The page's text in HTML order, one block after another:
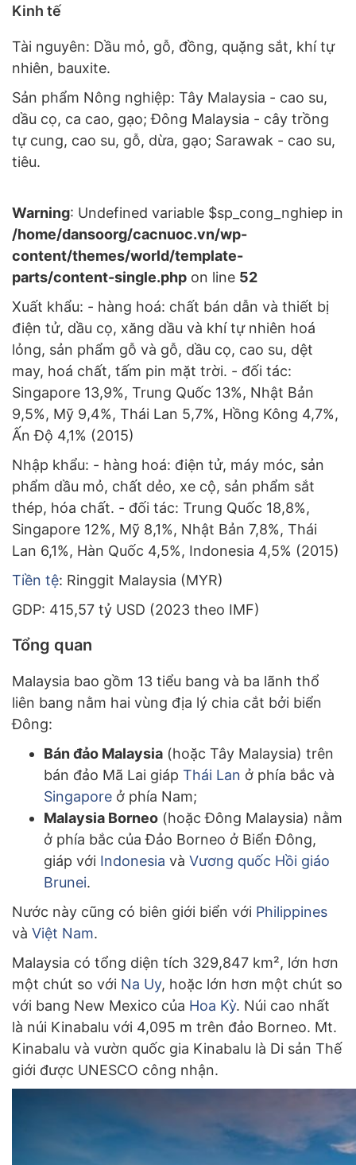
Kinh tế
Tài nguyên: Dầu mỏ, gỗ, đồng, quặng sắt, khí tự
nhiên, bauxite.
Sản phẩm Nông nghiệp: Tây Malaysia - cao su,
dầu cọ, ca cao, gạo; Đông Malaysia - cây trồng
tự cung, cao su, gỗ, dừa, gạo; Sarawak - cao su,
tiêu.
Warning: Undefined variable $sp_cong_nghiep in
/home/dansoorg/cacnuoc.vn/wp-
content/themes/world/template-
parts/content-single.php on line 52
Xuất khẩu: - hàng hoá: chất bán dẫn và thiết bị
điện tử, dầu cọ, xăng dầu và khí tự nhiên hoá
lỏng, sản phẩm gỗ và gỗ, dầu cọ, cao su, dệt
may, hoá chất, tấm pin mặt trời. - đối tác:
Singapore 13,9%, Trung Quốc 13%, Nhật Bản
9,5%, Mỹ 9,4%, Thái Lan 5,7%, Hồng Kông 4,7%,
Ấn Độ 4,1% (2015)
Nhập khẩu: - hàng hoá: điện tử, máy móc, sản
phẩm dầu mỏ, chất dẻo, xe cộ, sản phẩm sắt
thép, hóa chất. - đối tác: Trung Quốc 18,8%,
Singapore 12%, Mỹ 8,1%, Nhật Bản 7,8%, Thái
Lan 6,1%, Hàn Quốc 4,5%, Indonesia 4,5% (2015)
Tiền tệ: Ringgit Malaysia (MYR)
GDP: 415,57 tỷ USD (2023 theo IMF)
Tổng quan
Malaysia bao gồm 13 tiểu bang và ba lãnh thổ
liên bang nằm hai vùng địa lý chia cắt bởi biển
Đông:
Bán đảo Malaysia (hoặc Tây Malaysia) trên
bán đảo Mã Lai giáp Thái Lan ở phía bắc và
Singapore ở phía Nam;
Malaysia Borneo (hoặc Đông Malaysia) nằm
ở phía bắc của Đảo Borneo ở Biển Đông,
giáp với Indonesia và Vương quốc Hồi giáo
Brunei.
Nước này cũng có biên giới biển với Philippines
và Việt Nam.
Malaysia có tổng diện tích 329,847 km², lớn hơn
một chút so với Na Uy, hoặc lớn hơn một chút so
với bang New Mexico của Hoa Kỳ. Núi cao nhất
là núi Kinabalu với 4,095 m trên đảo Borneo. Mt.
Kinabalu và vườn quốc gia Kinabalu là Di sản Thế
giới được UNESCO công nhận.